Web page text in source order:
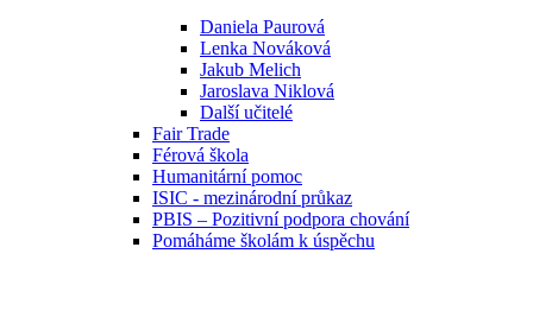
Daniela Paurová
Lenka Nováková
Jakub Melich
Jaroslava Niklová
Další učitelé
Fair Trade
Férová škola
Humanitární pomoc
ISIC - mezinárodní průkaz
PBIS – Pozitivní podpora chování
Pomáháme školám k úspěchu